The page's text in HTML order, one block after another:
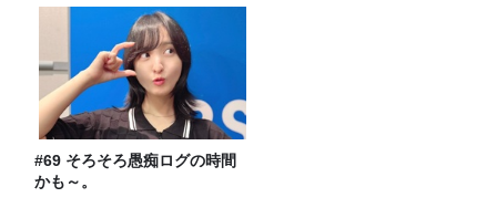
#69 そろそろ愚痴ログの時間
かも～。